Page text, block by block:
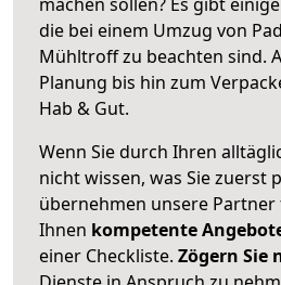
die bei einem Umzug von
Mühltroff zu beachten sind.
Planung bis hin zum
Hab & Gut.
Wenn Sie durch Ihren
nicht wissen, was Sie zuerst
übernehmen unsere Partner
Ihnen kompetente
einer Checkliste. Zögern Sie